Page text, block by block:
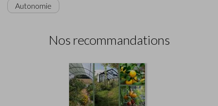
Autonomie
Nos recommandations